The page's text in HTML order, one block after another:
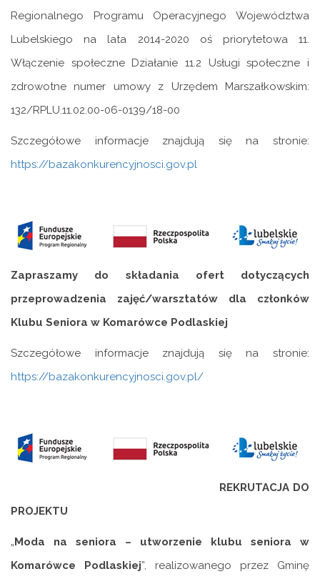
Regionalnego Programu Operacyjnego Województwa
Lubelskiego na lata 2014-2020 oś priorytetowa 11.
Włączenie społeczne Działanie 11.2 Usługi społeczne i
zdrowotne numer umowy z Urzędem Marszałkowskim:
132/RPLU.11.02.00-06-0139/18-00
Szczegółowe informacje znajdują się na stronie:
https://bazakonkurencyjnosci.gov.pl
Zapraszamy do składania ofert dotyczących
przeprowadzenia zajęć/warsztatów dla członków
Klubu Seniora w Komarówce Podlaskiej
Szczegółowe informacje znajdują się na stronie:
https://bazakonkurencyjnosci.gov.pl/
REKRUTACJA DO
PROJEKTU
„Moda
na seniora – utworzenie klubu seniora w
Komarówce Podlaskiej”, realizowanego przez Gminę